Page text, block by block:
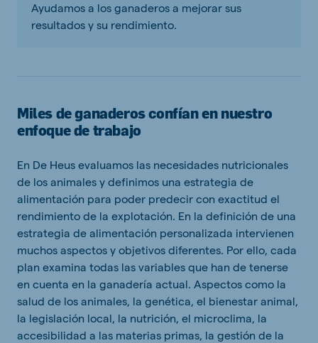
Ayudamos a los ganaderos a mejorar sus
resultados y su rendimiento.
Miles de ganaderos confían en nuestro
enfoque de trabajo
En De Heus evaluamos las necesidades nutricionales
de los animales y definimos una estrategia de
alimentación para poder predecir con exactitud el
rendimiento de la explotación. En la definición de una
estrategia de alimentación personalizada intervienen
muchos aspectos y objetivos diferentes. Por ello, cada
plan examina todas las variables que han de tenerse
en cuenta en la ganadería actual. Aspectos como la
salud de los animales, la genética, el bienestar animal,
la legislación local, la nutrición, el microclima, la
accesibilidad a las materias primas, la gestión de la